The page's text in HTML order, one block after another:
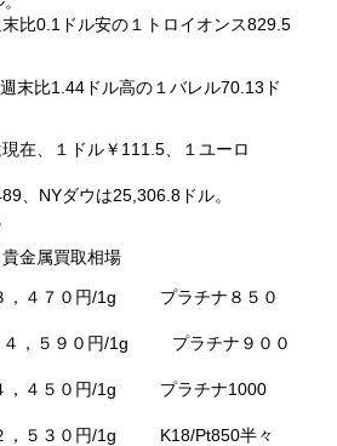
比0.1ドル安の１トロイオンス829.5
末比1.44ドル高の１バレル70.13ド
在、１ドル￥111.5、１ユーロ
、NYダウは25,306.8ドル。
金属買取相場
４７０円/1g プラチナ８５０
４，５９０円/1g プラチナ９００
４５０円/1g プラチナ1000
５３０円/1g K18/Pt850半々